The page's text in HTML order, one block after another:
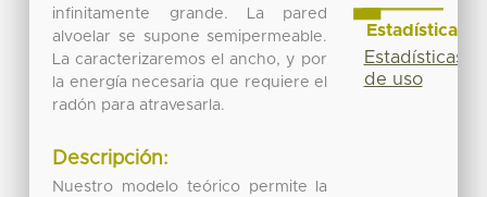
infinitamente grande. La pared
alvoelar se supone semipermeable.
La caracterizaremos el ancho, y por
la energía necesaria que requiere el
radón para atravesarla.
Descripción:
Nuestro modelo teórico permite la
Estadísticas
Estadísticas
de uso